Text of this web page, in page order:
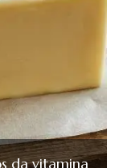
da vitamina